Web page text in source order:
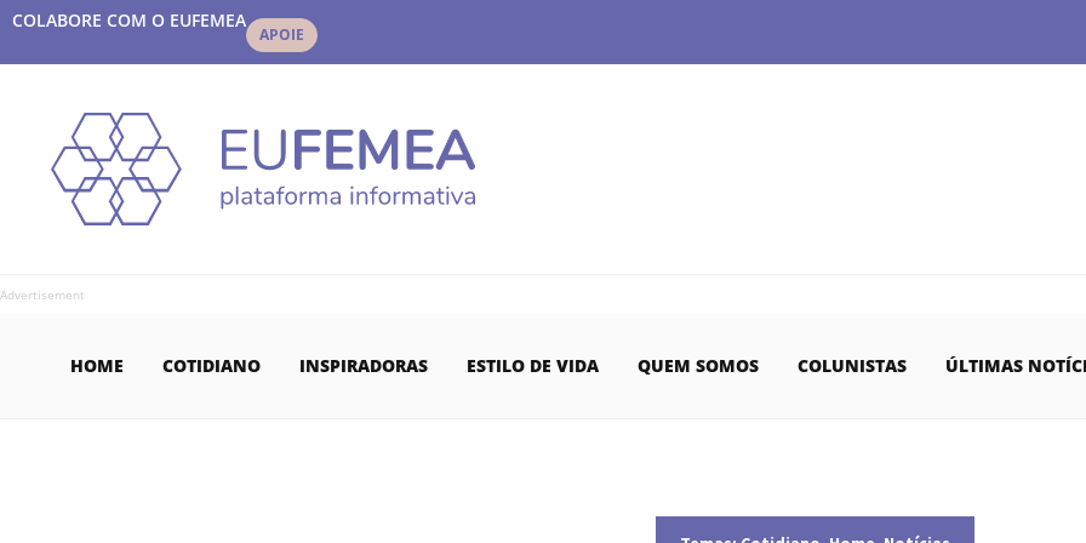
COLABORE COM O EUFEMEA
APOIE
Advertisement
HOME COTIDIANO INSPIRADORAS ESTILO DE VIDA QUEM SOMOS COLUNISTAS ÚLTIMAS